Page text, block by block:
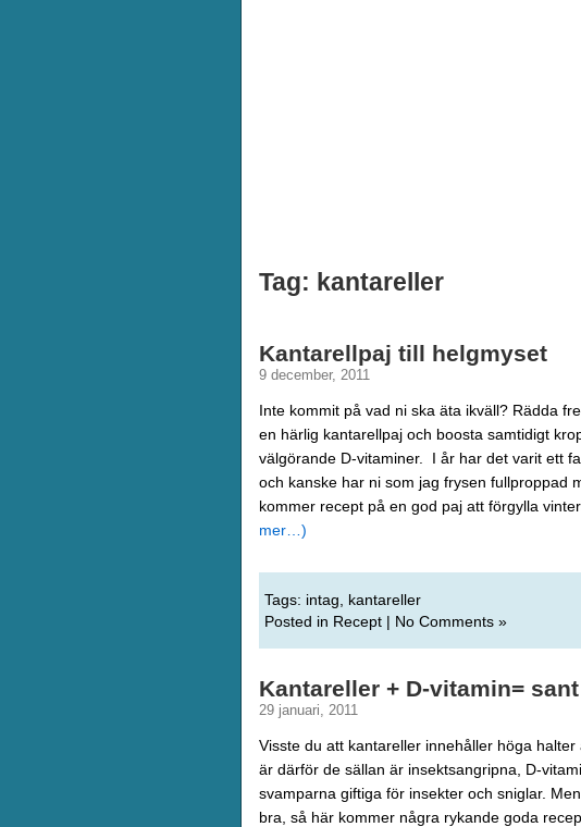
Tag: kantareller
Kantarellpaj till helgmyset
9 december, 2011
Inte kommit på vad ni ska äta ikväll? Rädda
en härlig kantarellpaj och boosta samtidigt
välgörande D-vitaminer. I år har det varit ett
och kanske har ni som jag frysen fullproppad
kommer recept på en god paj att förgylla
mer…)
Tags: intag
kantareller
Posted in Recept | No Comments »
Kantareller + D-vitamin= sant
29 januari, 2011
Visste du att kantareller innehåller höga halter
är därför de sällan är insektsangripna, D-
svamparna giftiga för insekter och sniglar.
bra, så här kommer några rykande goda